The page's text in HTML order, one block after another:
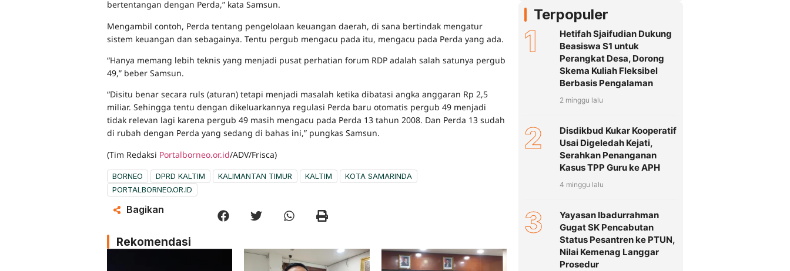
bertentangan dengan Perda,” kata Samsun.
Mengambil contoh, Perda tentang pengelolaan keuangan daerah, di sana bertindak mengatur
sistem keuangan dan sebagainya. Tentu pergub mengacu pada itu, mengacu pada Perda yang ada.
“Hanya memang lebih teknis yang menjadi pusat perhatian forum RDP adalah salah satunya pergub
49,” beber Samsun.
“Disitu benar secara ruls (aturan) tetapi menjadi masalah ketika dibatasi angka anggaran Rp 2,5
miliar. Sehingga tentu dengan dikeluarkannya regulasi Perda baru otomatis pergub 49 menjadi
tidak relevan lagi karena pergub 49 masih mengacu pada Perda 13 tahun 2008. Dan Perda 13 sudah
di rubah dengan Perda yang sedang di bahas ini,” pungkas Samsun.
(Tim Redaksi Portalborneo.or.id/ADV/Frisca)
BORNEO DPRD KALTIM KALIMANTAN TIMUR KALTIM
KOTA SAMARINDA
PORTALBORNEO.OR.ID
Bagikan
Rekomendasi
Terpopuler
1
Hetifah Sjaifudian Dukung
Beasiswa S1 untuk
Perangkat Desa, Dorong
Skema Kuliah Fleksibel
Berbasis Pengalaman
2 minggu lalu
2
Disdikbud Kukar Kooperatif
Usai Digeledah Kejati,
Serahkan Penanganan
Kasus TPP Guru ke APH
4 minggu lalu
3
Yayasan Ibadurrahman
Gugat SK Pencabutan
Status Pesantren ke PTUN,
Nilai Kemenag Langgar
Prosedur